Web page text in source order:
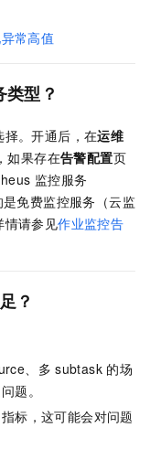
常高值
型？
择。开通后，在运维
如果存在告警配置页
监控服务
是免费监控服务（云监
情请参见作业监控告
？
、多 subtask 的场
题。
标，这可能会对问题